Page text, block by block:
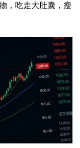
，吃走大肚囊，瘦